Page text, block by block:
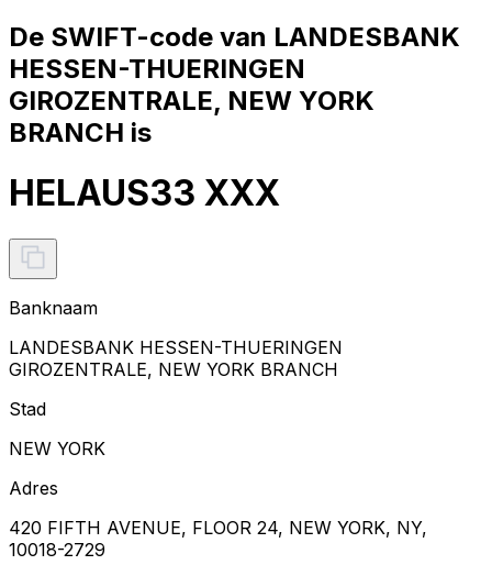
De SWIFT-code van LANDESBANK
HESSEN-THUERINGEN
GIROZENTRALE, NEW YORK
BRANCH is
HELAUS33 XXX
Banknaam
LANDESBANK HESSEN-THUERINGEN
GIROZENTRALE, NEW YORK BRANCH
Stad
NEW YORK
Adres
420 FIFTH AVENUE, FLOOR 24, NEW YORK, NY,
10018-2729